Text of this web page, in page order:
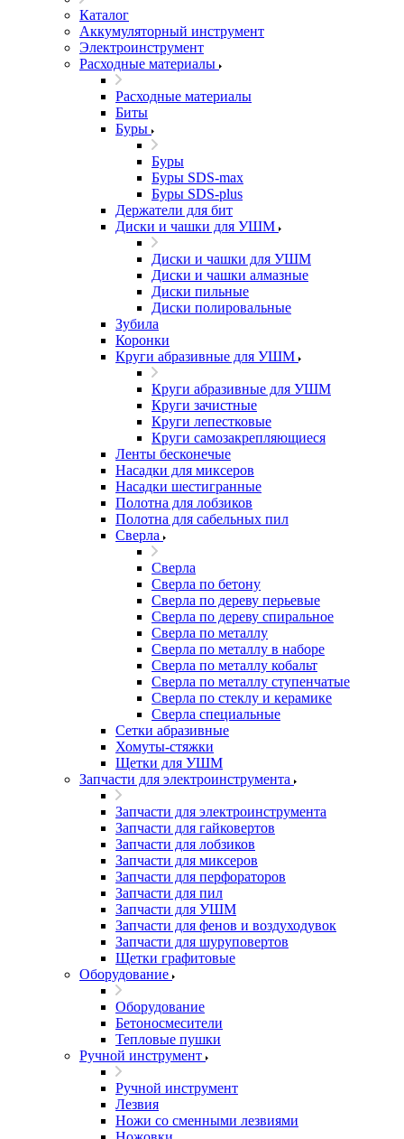
Каталог
Аккумуляторный инструмент
Электроинструмент
Расходные материалы
Расходные материалы
Биты
Буры
Буры
Буры SDS-max
Буры SDS-plus
Держатели для бит
Диски и чашки для УШМ
Диски и чашки для УШМ
Диски и чашки алмазные
Диски пильные
Диски полировальные
Зубила
Коронки
Круги абразивные для УШМ
Круги абразивные для УШМ
Круги зачистные
Круги лепестковые
Круги самозакрепляющиеся
Ленты бесконечые
Насадки для миксеров
Насадки шестигранные
Полотна для лобзиков
Полотна для сабельных пил
Сверла
Сверла
Сверла по бетону
Сверла по дереву перьевые
Сверла по дереву спиральное
Сверла по металлу
Сверла по металлу в наборе
Сверла по металлу кобальт
Сверла по металлу ступенчатые
Сверла по стеклу и керамике
Сверла специальные
Сетки абразивные
Хомуты-стяжки
Щетки для УШМ
Запчасти для электроинструмента
Запчасти для электроинструмента
Запчасти для гайковертов
Запчасти для лобзиков
Запчасти для миксеров
Запчасти для перфораторов
Запчасти для пил
Запчасти для УШМ
Запчасти для фенов и воздуходувок
Запчасти для шуруповертов
Щетки графитовые
Оборудование
Оборудование
Бетоносмесители
Тепловые пушки
Ручной инструмент
Ручной инструмент
Лезвия
Ножи со сменными лезвиями